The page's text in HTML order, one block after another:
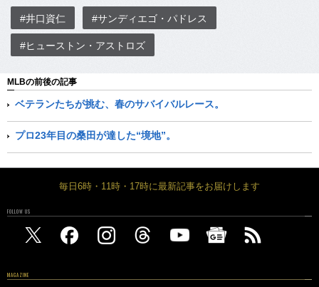
#井口資仁 #サンディエゴ・パドレス
#ヒューストン・アストロズ
MLBの前後の記事
ベテランたちが挑む、春のサバイバルレース。
プロ23年目の桑田が達した“境地”。
毎日6時・11時・17時に最新記事をお届けします
FOLLOW US
MAGAZINE